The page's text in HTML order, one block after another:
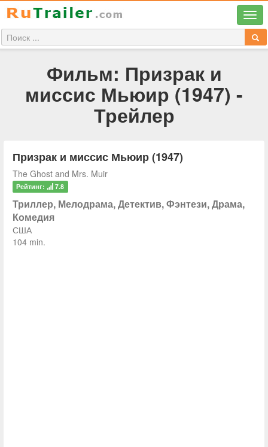
Фильм: Призрак и
миссис Мьюир (1947) -
Трейлер
Призрак и миссис Мьюир (1947)
The Ghost and Mrs. Muir
Рейтинг: 7.8
Триллер, Мелодрама, Детектив, Фэнтези, Драма,
Комедия
США
104 min.